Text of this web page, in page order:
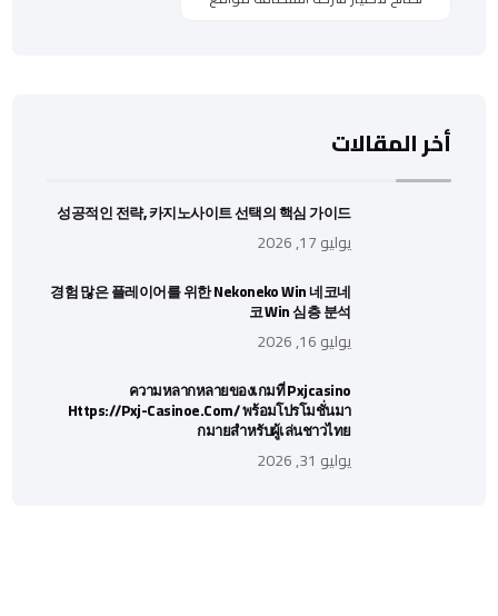
أخر المقالات
성공적인 전략, 카지노사이트 선택의 핵심 가이드
يوليو 17, 2026
경험 많은 플레이어를 위한 Nekoneko Win 네코네
코 Win 심층 분석
يوليو 16, 2026
ความหลากหลายของเกมที่ Pxjcasino
Https://pxj-Casinoe.com/ พร้อมโปรโมชั่นมา
กมายสำหรับผู้เล่นชาวไทย
يوليو 31, 2026